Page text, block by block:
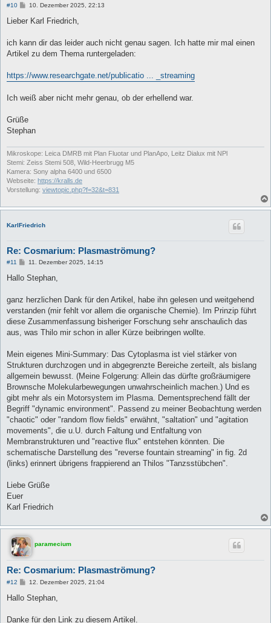
#10
B
i
a
10. Dezember 2025, 22:13
Lieber Karl Friedrich,
ich kann dir das leider auch nicht genau sagen. Ich hatte mir mal einen
Artikel zu dem Thema runtergeladen:
https://www.researchgate.net/publicatio ... _streaming
Ich weiß aber nicht mehr genau, ob der erhellend war.
Grüße
Stephan
Mikroskope: Leica DMRB mit Plan Fluotar und PlanApo, Leitz Dialux mit NPl
Stemi: Zeiss Stemi 508, Wild-Heerbrugg M5
Kamera: Sony alpha 6400 und 6500
Webseite: https://kralls.de
Vorstellung: viewtopic.php?f=32&t=831
KarlFriedrich
Re: Cosmarium: Plasmaströmung?
#11
B
a
11. Dezember 2025, 14:15
Hallo Stephan,
ganz herzlichen Dank für den Artikel, habe ihn gelesen und weitgehend
verstanden (mir fehlt vor allem die organische Chemie). Im Prinzip führt
diese Zusammenfassung bisheriger Forschung sehr anschaulich das
aus, was Thilo mir schon in aller Kürze beibringen wollte.
Mein eigenes Mini-Summary: Das Cytoplasma ist viel stärker von
Strukturen durchzogen und in abgegrenzte Bereiche zerteilt, als bislang
allgemein bewusst. (Meine Folgerung: Allein das dürfte großräumigere
Brownsche Molekularbewegungen unwahrscheinlich machen.) Und es
gibt mehr als ein Motorsystem im Plasma. Dementsprechend fällt der
Begriff "dynamic environment". Passend zu meiner Beobachtung werden
"chaotic" oder "random flow fields" erwähnt, "saltation" und "agitation
movements", die u.U. durch Faltung und Entfaltung von
Membranstrukturen und "reactive flux" entstehen könnten. Die
schematische Darstellung des "reverse fountain streaming" in fig. 2d
(links) erinnert übrigens frappierend an Thilos "Tanzsstübchen".
Liebe Grüße
Euer
Karl Friedrich
paramecium
Re: Cosmarium: Plasmaströmung?
#12
B
i
a
12. Dezember 2025, 21:04
Hallo Stephan,
Danke für den Link zu diesem Artikel.